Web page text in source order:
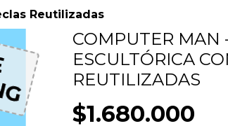
Reutilizadas
COMPUTER MAN
ESCULTÓRICA
REUTILIZADAS
$1.680.000